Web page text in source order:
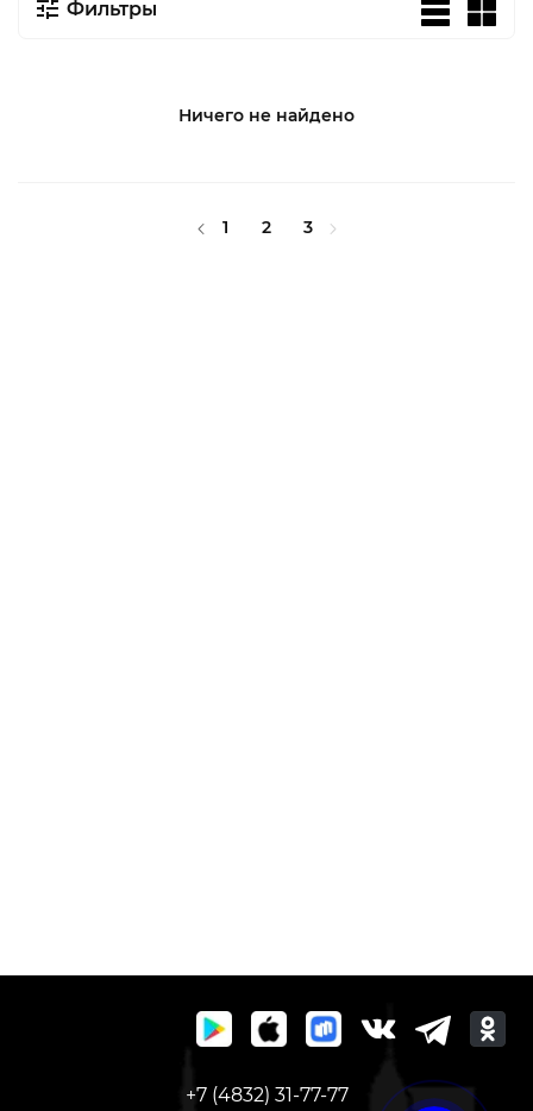
Фильтры
Ничего не найдено
1 2 3
+7 (4832) 31-77-77